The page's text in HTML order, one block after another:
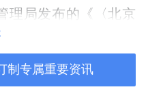
理局发布的《〈北京
文本）〉和〈北京市
示范文本）〉的通
利因素明确告知购房
制专属重要资讯